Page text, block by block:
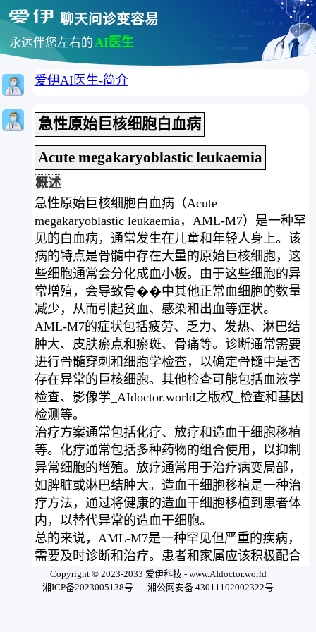
聊天问诊变容易
永远伴您左右的AI医生
爱伊AI医生-简介
急性原始巨核细胞白血病
Acute megakaryoblastic leukaemia
概述
急性原始巨核细胞白血病（Acute
megakaryoblastic leukaemia，AML-M7）是一种罕
见的白血病，通常发生在儿童和年轻人身上。该
病的特点是骨髓中存在大量的原始巨核细胞，这
些细胞通常会分化成血小板。由于这些细胞的异
常增殖，会导致骨��中其他正常血细胞的数量
减少，从而引起贫血、感染和出血等症状。
AML-M7的症状包括疲劳、乏力、发热、淋巴结
肿大、皮肤瘀点和瘀斑、骨痛等。诊断通常需要
进行骨髓穿刺和细胞学检查，以确定骨髓中是否
存在异常的巨核细胞。其他检查可能包括血液学
检查、影像学_AIdoctor.world之版权_检查和基因
检测等。
治疗方案通常包括化疗、放疗和造血干细胞移植
等。化疗通常包括多种药物的组合使用，以抑制
异常细胞的增殖。放疗通常用于治疗病变局部，
如脾脏或淋巴结肿大。造血干细胞移植是一种治
疗方法，通过将健康的造血干细胞移植到患者体
内，以替代异常的造血干细胞。
总的来说，AML-M7是一种罕见但严重的疾病，
需要及时诊断和治疗。患者和家属应该积极配合
医生的治疗方案，并注意保持良好的营养和生活
习惯，以提高治疗效果和生活质量。
Copyright © 2023-2033 爱伊科技 - www.AIdoctor.world
湘ICP备2023005138号
湘公网安备 43011102002322号